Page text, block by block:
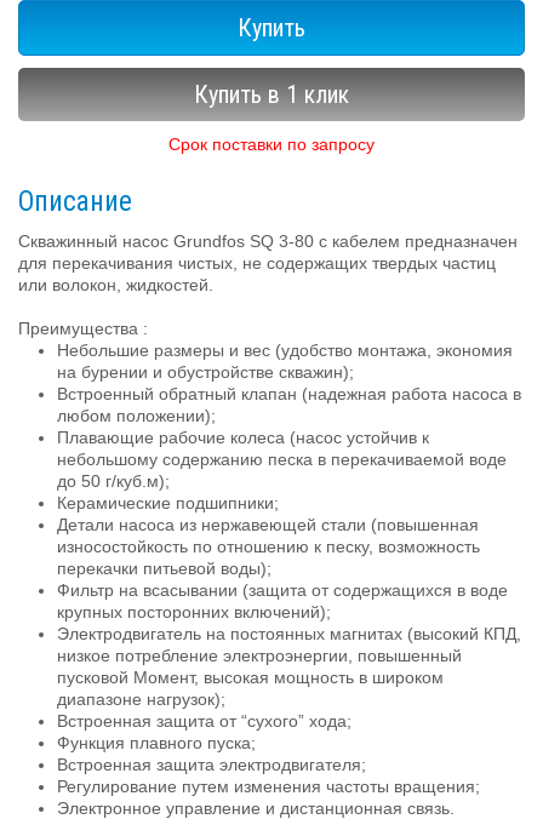
Купить
Купить в 1 клик
Срок поставки по запросу
Описание
Скважинный насос Grundfos SQ 3-80 с кабелем предназначен
для перекачивания чистых, не содержащих твердых частиц
или волокон, жидкостей.
Преимущества :
Небольшие размеры и вес (удобство монтажа, экономия
на бурении и обустройстве скважин);
Встроенный обратный клапан (надежная работа насоса в
любом положении);
Плавающие рабочие колеса (насос устойчив к
небольшому содержанию песка в перекачиваемой воде
до 50 г/куб.м);
Керамические подшипники;
Детали насоса из нержавеющей стали (повышенная
износостойкость по отношению к песку, возможность
перекачки питьевой воды);
Фильтр на всасывании (защита от содержащихся в воде
крупных посторонних включений);
Электродвигатель на постоянных магнитах (высокий КПД,
низкое потребление электроэнергии, повышенный
пусковой Момент, высокая мощность в широком
диапазоне нагрузок);
Встроенная защита от “сухого” хода;
Функция плавного пуска;
Встроенная защита электродвигателя;
Регулирование путем изменения частоты вращения;
Электронное управление и дистанционная связь.